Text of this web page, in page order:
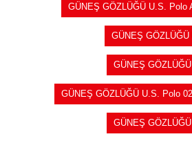
GÜNEŞ GÖZLÜĞÜ U.S. Polo
GÜNEŞ
GÜNEŞ
GÜNEŞ GÖZLÜĞÜ U.S. Polo
GÜNEŞ